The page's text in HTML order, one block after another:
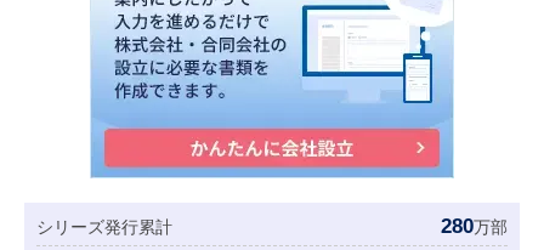
シリーズ発行累計 280万部